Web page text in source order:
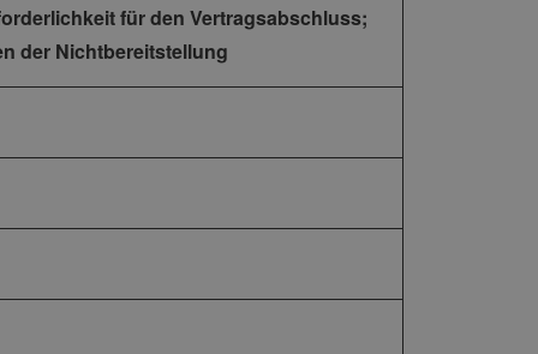
für den Vertragsabschluss;
der Nichtbereitstellung